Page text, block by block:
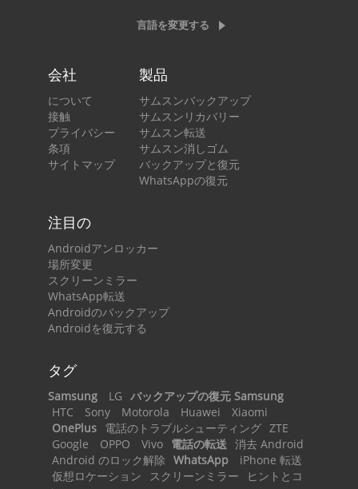
言語を変更する
会社
について
接触
プライバシー
条項
サイトマップ
製品
サムスンバックアップ
サムスンリカバリー
サムスン転送
サムスン消しゴム
バックアップと復元
WhatsAppの復元
注目の
Androidアンロッカー
場所変更
スクリーンミラー
WhatsApp転送
Androidのバックアップ
Androidを復元する
タグ
Samsung LG バックアップの復元 Samsung
HTC
Sony Motorola Huawei
Xiaomi
OnePlus 電話のトラブルシューティング ZTE
Google
OPPO Vivo 電話の転送 消去 Android
Android のロック解除 WhatsApp
iPhone 転送
仮想ロケーション
スクリーンミラー
ヒントとコ